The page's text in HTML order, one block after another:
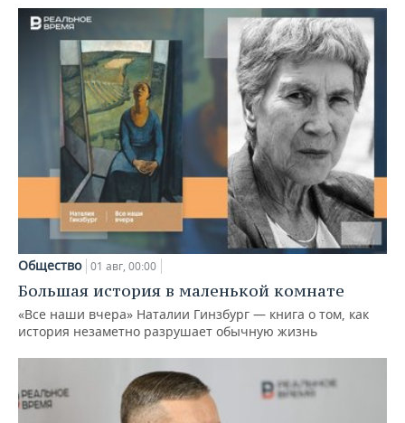
Общество 01 авг, 00:00
Большая история в маленькой комнате
«Все наши вчера» Наталии Гинзбург — книга о том, как
история незаметно разрушает обычную жизнь